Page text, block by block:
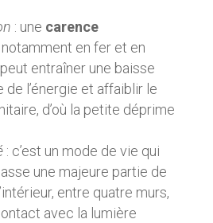
: une carence
notamment en fer et en
entraîner une baisse
de l’énergie et affaiblir le
d’où la petite déprime
: c’est un mode de vie qui
une majeure partie de
entre quatre murs,
avec la lumière